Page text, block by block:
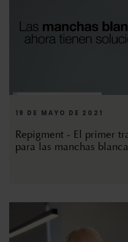
19 DE MAYO DE 2021
Repigment - El primer
para las manchas